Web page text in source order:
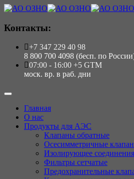
Контакты:
+7 347 229 40 98
8 800 700 4098 (бесп. по
07:00 - 16:00 +5 GTM
моск. вр. в раб. дни
Главная
О нас
Продукты для АЭС
Клапаны обратные
Осесимметричные
Изолирующее соединения
Фильтры сетчатые
Предохранительные